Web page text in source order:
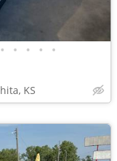
• • • • •
KS